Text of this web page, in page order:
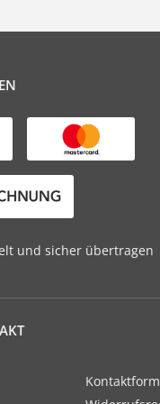
und sicher übertragen